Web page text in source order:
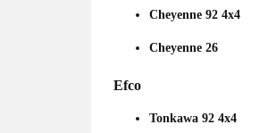
Cheyenne 92 4x4
Cheyenne 26
Efco
Tonkawa 92 4x4